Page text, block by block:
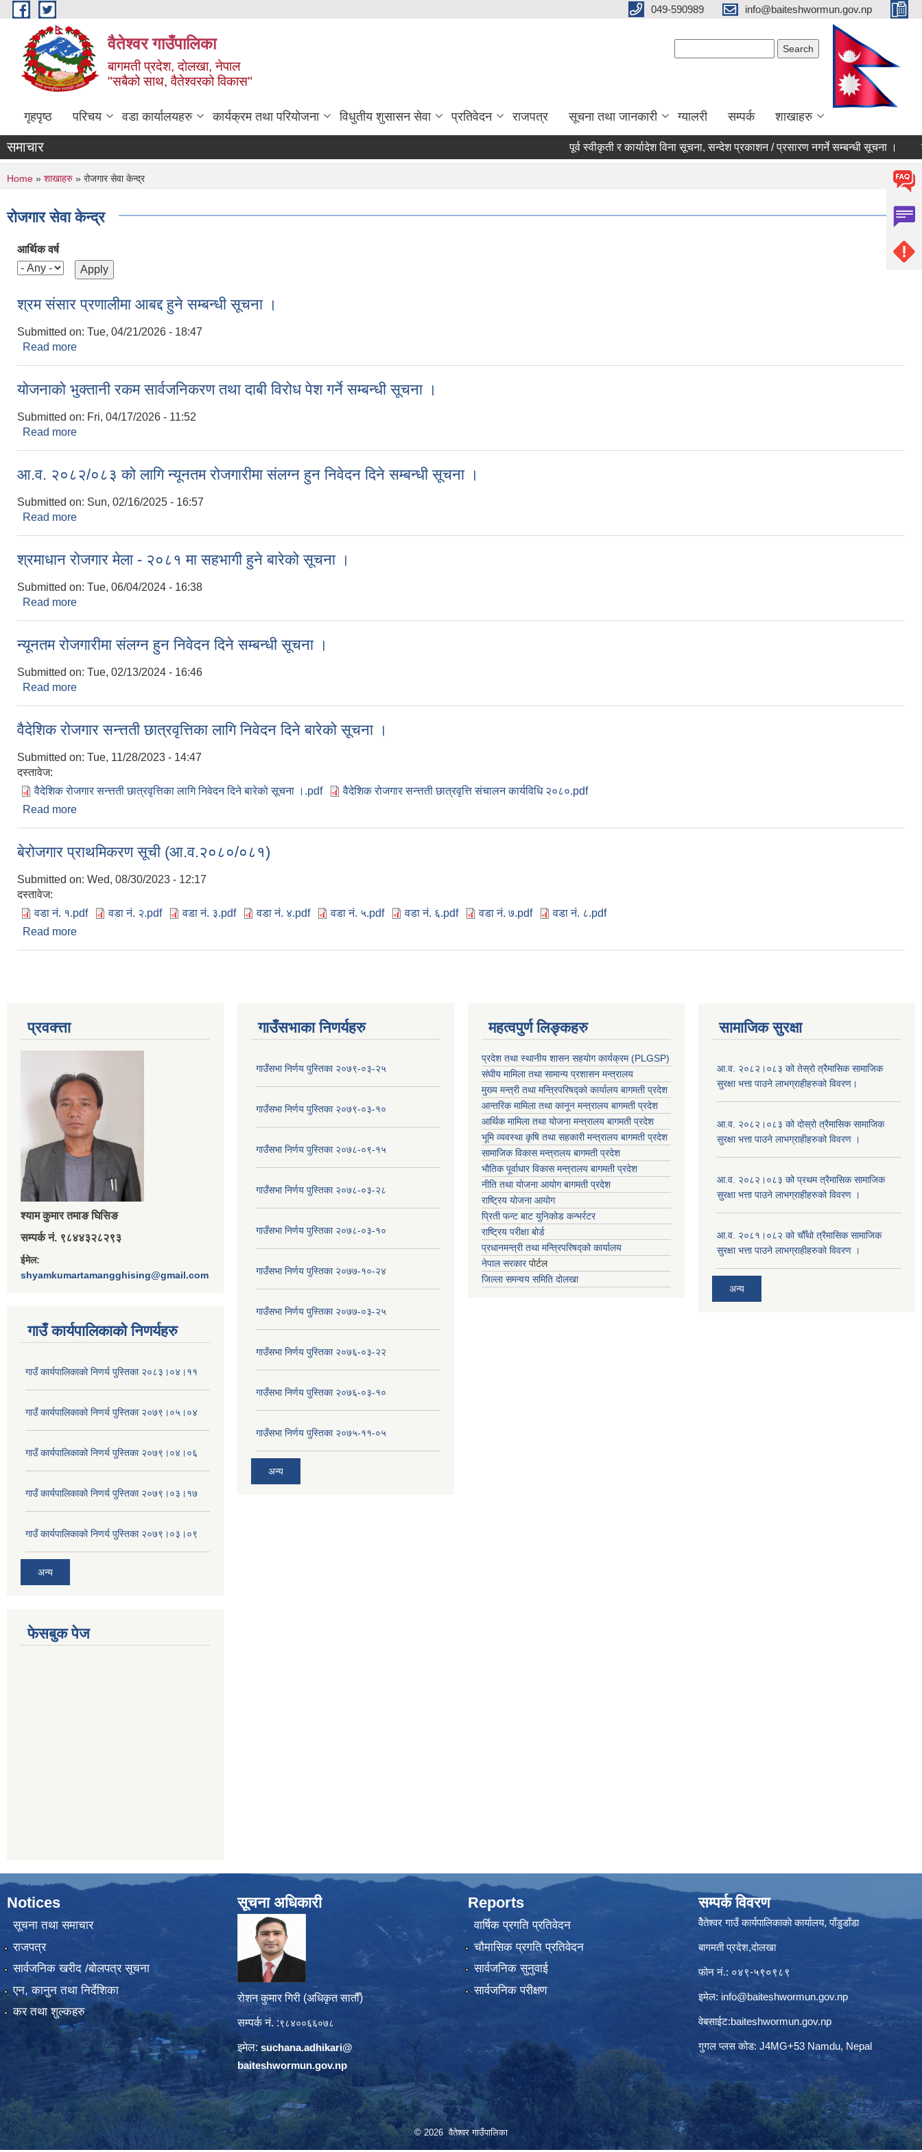
Skip to main content 049-590989 info@baiteshwormun.gov.np
वैतेश्वर गाउँपालिका
बागमती प्रदेश, दाेलखा, नेपाल
"सबैको साथ, वैतेश्वरको विकास"
गृहपृष्ठ परिचय वडा कार्यालयहरु कार्यक्रम तथा परियोजना विधुतीय शुसासन सेवा प्रतिवेदन राजपत्र सूचना तथा जानकारी ग्यालरी सम्पर्क शाखाहरु
समाचार पूर्व स्वीकृती र कार्यादेश विना सूचना, सन्देश प्रकाशन / प्रसारण नगर्ने सम्बन्धी सूचना । गाउँ
You are here
Home » शाखाहरु » रोजगार सेवा केन्द्र
रोजगार सेवा केन्द्र
आर्थिक वर्ष
श्रम संसार प्रणालीमा आबद्द हुने सम्बन्धी सूचना ।
Submitted on: Tue, 04/21/2026 - 18:47
Read more
योजनाको भुक्तानी रकम सार्वजनिकरण तथा दाबी विरोध पेश गर्ने सम्बन्धी सूचना ।
Submitted on: Fri, 04/17/2026 - 11:52
Read more
आ.व. २०८२/०८३ को लागि न्यूनतम रोजगारीमा संलग्न हुन निवेदन दिने सम्बन्धी सूचना ।
Submitted on: Sun, 02/16/2025 - 16:57
Read more
श्रमाधान रोजगार मेला - २०८१ मा सहभागी हुने बारेको सूचना ।
Submitted on: Tue, 06/04/2024 - 16:38
Read more
न्यूनतम रोजगारीमा संलग्न हुन निवेदन दिने सम्बन्धी सूचना ।
Submitted on: Tue, 02/13/2024 - 16:46
Read more
वैदेशिक रोजगार सन्त्तती छात्रवृत्तिका लागि निवेदन दिने बारेको सूचना ।
Submitted on: Tue, 11/28/2023 - 14:47
दस्तावेज:
वैदेशिक रोजगार सन्त्तती छात्रवृत्तिका लागि निवेदन दिने बारेको सूचना ।.pdf
वैदेशिक रोजगार सन्त्तती छात्रवृत्ति संचालन कार्यविधि २०८०.pdf
Read more
बेरोजगार प्राथमिकरण सूची (आ.व.२०८०/०८१)
Submitted on: Wed, 08/30/2023 - 12:17
दस्तावेज:
वडा नं. १.pdf
वडा नं. २.pdf वडा नं. ३.pdf वडा नं. ४.pdf वडा नं. ५.pdf वडा नं. ६.pdf वडा नं. ७.pdf
वडा नं. ८.pdf
Read more
प्रवक्त्ता
श्‍याम कुमार तमाङ घिसिङ
सम्पर्क नं. ९८४४३२८२९३
ईमेल:
shyamkumartamangghising@gmail.com
गाउँ कार्यपालिकाकाे निणर्यहरु
गाउँ कार्यपालिकाको निणर्य पुस्तिका २०८३।०४।११
गाउँ कार्यपालिकाको निणर्य पुस्तिका २०७९।०५।०४
गाउँ कार्यपालिकाको निणर्य पुस्तिका २०७९।०४।०६
गाउँ कार्यपालिकाको निणर्य पुस्तिका २०७९।०३।१७
गाउँ कार्यपालिकाको निणर्य पुस्तिका २०७९।०३।०९
अन्य
गाउँसभाका निणर्यहरु
गाउँसभा निर्णय पुस्तिका २०७९-०३-२५
गाउँसभा निर्णय पुस्तिका २०७९-०३-१०
गाउँसभा निर्णय पुस्तिका २०७८-०९-१५
गाउँसभा निर्णय पुस्तिका २०७८-०३-२८
गाउँसभा निर्णय पुस्तिका २०७८-०३-१०
गाउँसभा निर्णय पुस्तिका २०७७-१०-२४
गाउँसभा निर्णय पुस्तिका २०७७-०३-२५
गाउँसभा निर्णय पुस्तिका २०७६-०३-२२
गाउँसभा निर्णय पुस्तिका २०७६-०३-१०
गाउँसभा निर्णय पुस्तिका २०७५-११-०५
अन्य
महत्वपुर्ण लिङ्कहरु
प्रदेश तथा स्थानीय शासन सहयाेग कार्यक्रम (PLGSP)
संघीय मामिला तथा सामान्य प्रशासन मन्त्रालय
मुख्य मन्त्री तथा मन्त्रिपरिषद्को कार्यालय बागमती प्रदेश
आन्तरिक मामिला तथा कानून मन्त्रालय बागमती प्रदेश
आर्थिक मामिला तथा योजना मन्त्रालय बागमती प्रदेश
भूमि व्यवस्था कृषि तथा सहकारी मन्त्रालय बागमती प्रदेश
सामाजिक विकास मन्त्रालय बागमती प्रदेश
भौतिक पूर्वाधार विकास मन्त्रालय बागमती प्रदेश
नीति तथा योजना आयोग बागमती प्रदेश
राष्ट्रिय योजना आयोग
प्रिती फन्ट बाट युनिकोड कन्भर्रटर
राष्ट्रिय परीक्षा बोर्ड
प्रधानमन्त्री तथा मन्त्रिपरिषद्को कार्यालय
नेपाल सरकारपोर्टल
जिल्ला समन्वय समिति दोलखा
सामाजिक सुरक्षा
आ.व. २०८२।०८३ को तेस्रो त्रैमासिक सामाजिक
सुरक्षा भत्ता पाउने लाभग्राहीहरुको विवरण।
आ.व. २०८२।०८३ को दोस्रो त्रैमासिक सामाजिक
सुरक्षा भत्ता पाउने लाभग्राहीहरुको विवरण ।
आ.व. २०८२।०८३ को प्रथम त्रैमासिक सामाजिक
सुरक्षा भत्ता पाउने लाभग्राहीहरुको विवरण ।
आ.व. २०८१।०८२ को चौँथो त्रैमासिक सामाजिक
सुरक्षा भत्ता पाउने लाभग्राहीहरुको विवरण ।
अन्य
फेसबुक पेज
Notices
सूचना तथा समाचार
राजपत्र
सार्वजनिक खरीद /बोलपत्र सूचना
एन, कानुन तथा निर्देशिका
कर तथा शुल्कहरु
सूचना अधिकारी
रोशन कुमार गिरी (अधिकृत सातौँ)
सम्पर्क नं. :९८४००६६०७८
इमेल: suchana.adhikari@
baiteshwormun.gov.np
Reports
वार्षिक प्रगति प्रतिवेदन
चौमासिक प्रगति प्रतिवेदन
सार्वजनिक सुनुवाई
सार्वजनिक परीक्षण
सम्पर्क विवरण
वैेतेश्वर गाउँ कार्यपालिकाकाे कार्यालय, पाँडुडाँडा
बागमती‌ प्रदेश,दाेलखा
फोन नं.: ०४९-५९०९८९
इमेल: info@baiteshwormun.gov.np
वेबसाईट:baiteshwormun.gov.np
गुगल प्लस कोड: J4MG+53 Namdu, Nepal
© 2026 वैतेश्वर गाउँपालिका